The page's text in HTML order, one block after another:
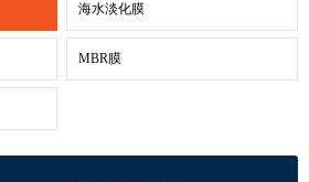
海水淡化膜
MBR膜